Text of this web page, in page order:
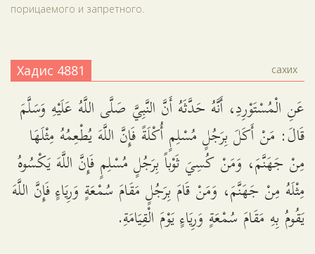
порицаемого и запретного.
Хадис 4881 сахих
عَنِ الْمُسْتَوْرِدِ، أَنَّهُ حَدَّثَهُ أَنَّ النَّبِيَّ صَلَّى اللَّهُ عَلَيْهِ وَسَلَّمَ
قَالَ: مَنْ أَكَلَ بِرَجُلٍ مُسْلِمٍ أُكْلَةً فَإِنَّ اللَّهَ يُطْعِمُهُ مِثْلَهَا
مِنْ جَهَنَّمَ، وَمَنْ كُسِيَ ثَوْباً بِرَجُلٍ مُسْلِمٍ فَإِنَّ اللَّهَ يَكْسُوهُ
مِثْلَهُ مِنْ جَهَنَّمَ، وَمَنْ قَامَ بِرَجُلٍ مَقَامَ سُمْعَةٍ وَرِيَاءٍ فَإِنَّ اللَّهَ
يَقُومُ بِهِ مَقَامَ سُمْعَةٍ وَرِيَاءٍ يَوْمَ الْقِيَامَةِ.